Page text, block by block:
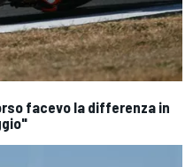
facevo la differenza in